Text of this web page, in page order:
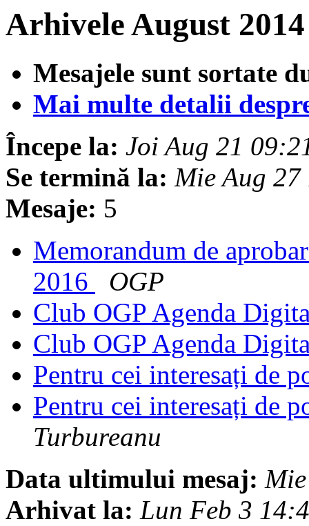
Arhivele August
Mesajele sunt sortate
Mai multe detalii
Începe la: Joi Aug 21
Se termină la: Mie Aug
Mesaje: 5
Memorandum de
2016
OGP
Club OGP Agenda
Club OGP Agenda
Pentru cei interesați de
Pentru cei interesați de
Turbureanu
Data ultimului mesaj:
Arhivat la: Lun Feb 3